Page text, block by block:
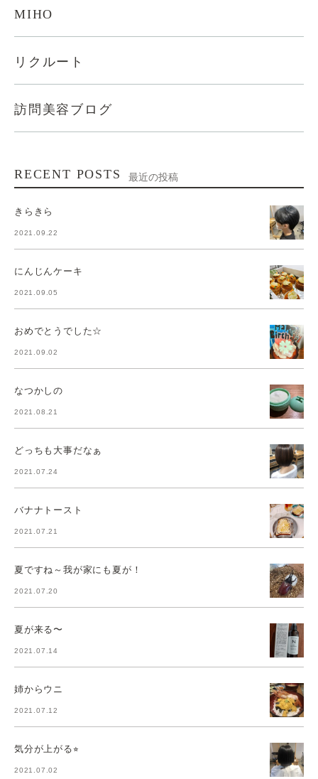
MIHO
リクルート
訪問美容ブログ
RECENT POSTS 最近の投稿
きらきら
2021.09.22
にんじんケーキ
2021.09.05
おめでとうでした☆
2021.09.02
なつかしの
2021.08.21
どっちも大事だなぁ
2021.07.24
バナナトースト
2021.07.21
夏ですね～我が家にも夏が！
2021.07.20
夏が来る〜
2021.07.14
姉からウニ
2021.07.12
気分が上がる⭐︎
2021.07.02